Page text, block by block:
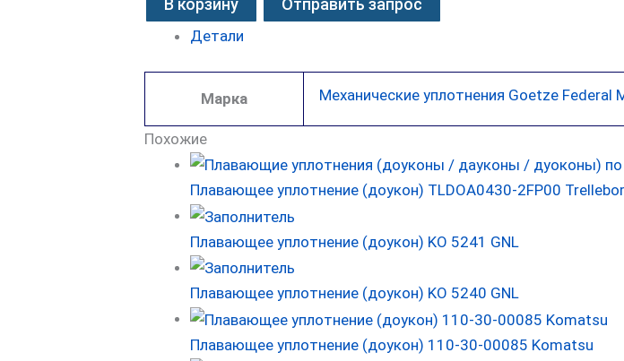
В корзину Отправить запрос
Детали
Марка Механические уплотнения Goetze Federal
Похожие
Плавающее уплотнение (доукон) TLDOA0430-2FP00
Плавающее уплотнение (доукон) KO 5241 GNL
Плавающее уплотнение (доукон) KO 5240 GNL
Плавающее уплотнение (доукон) 110-30-00085 Komatsu